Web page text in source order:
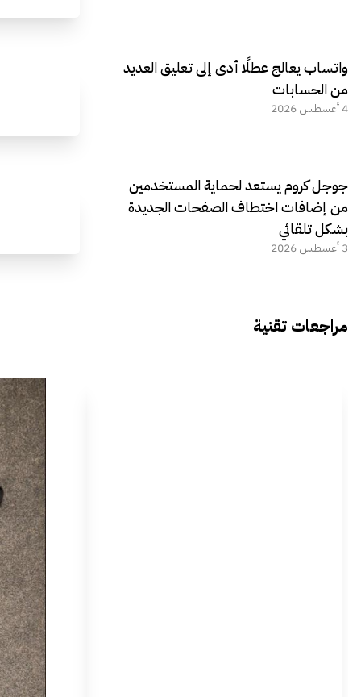
واتساب يعالج عطلًا أدى إلى تعليق العديد
من الحسابات
4 أغسطس 2026
جوجل كروم يستعد لحماية المستخدمين
من إضافات اختطاف الصفحات الجديدة
بشكل تلقائي
3 أغسطس 2026
مراجعات تقنية